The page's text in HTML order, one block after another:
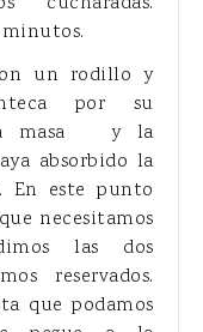
un rodillo y
por su
la masa y la
absorbido la
En este punto
necesitamos
las dos
reservados.
que podamos